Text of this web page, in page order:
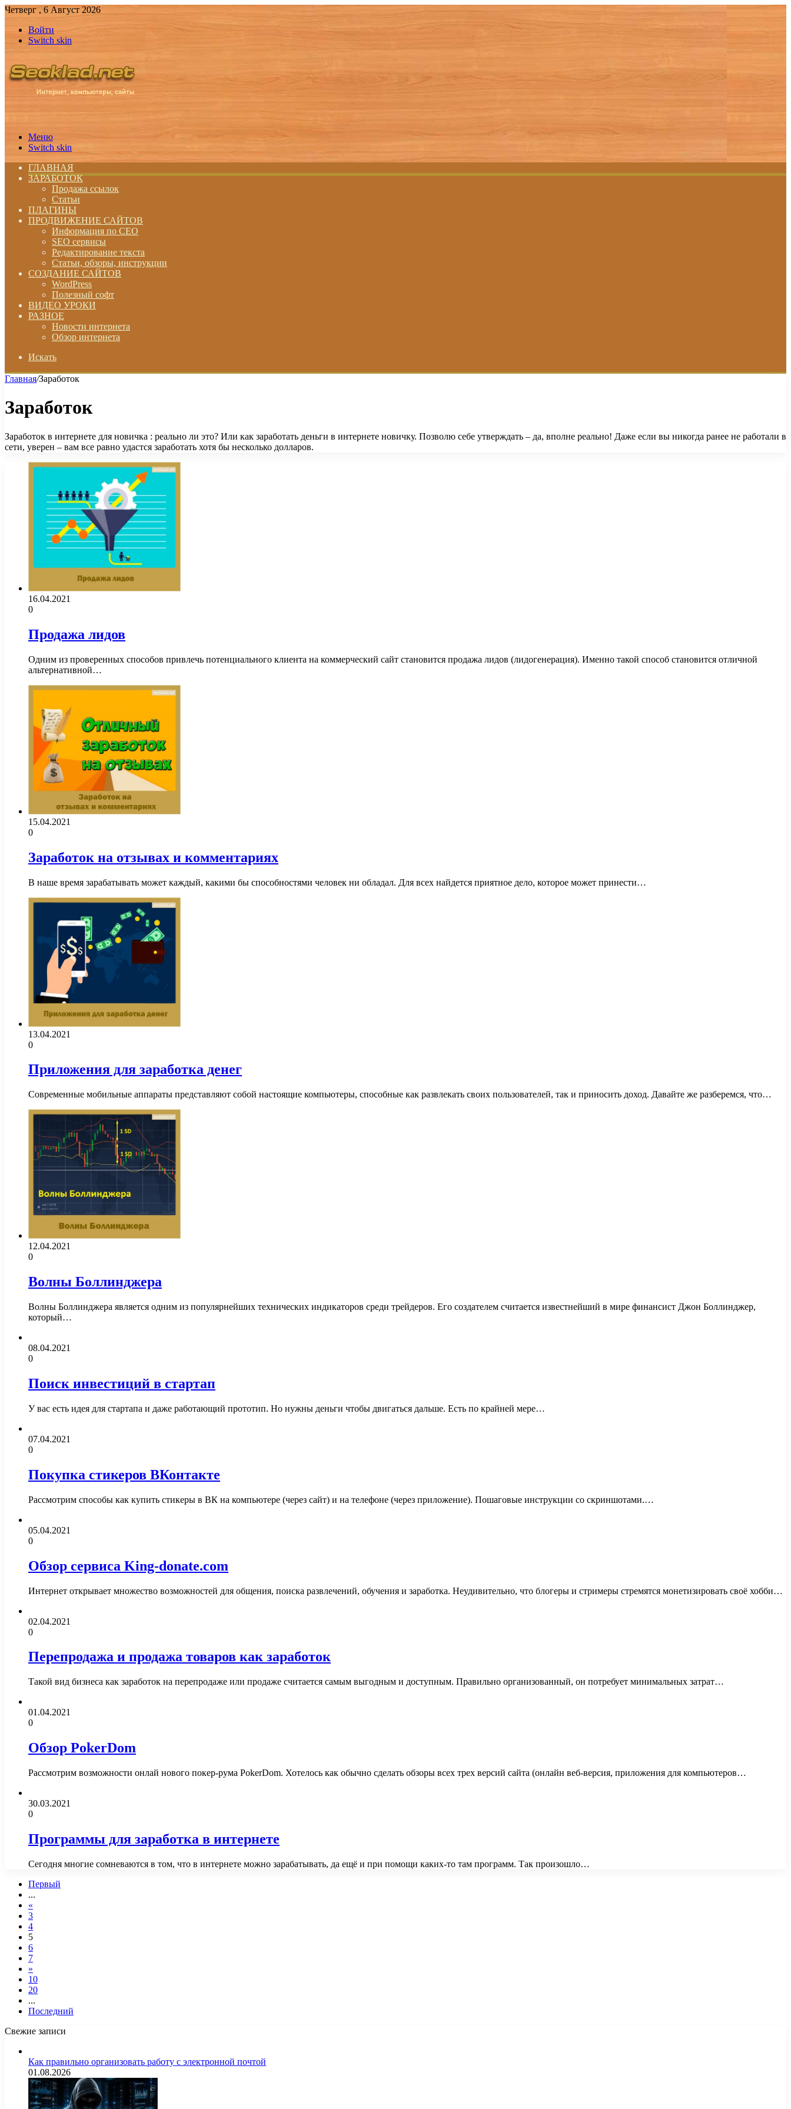
Четверг , 6 Август 2026
Войти
Switch skin
Меню
Switch skin
ГЛАВНАЯ
ЗАРАБОТОК
Продажа ссылок
Статьи
ПЛАГИНЫ
ПРОДВИЖЕНИЕ САЙТОВ
Информация по СЕО
SEO сервисы
Редактирование текста
Статьи, обзоры, инструкции
СОЗДАНИЕ САЙТОВ
WordPress
Полезный софт
ВИДЕО УРОКИ
РАЗНОЕ
Новости интернета
Обзор интернета
Искать
Главная/Заработок
Заработок
Заработок в интернете для новичка : реально ли это? Или как заработать деньги в интернете новичку. Позволю себе утверждать – да, вполне реально! Даже если вы никогда ранее не работали в
сети, уверен – вам все равно удастся заработать хотя бы несколько долларов.
16.04.2021
0
Продажа лидов
Одним из проверенных способов привлечь потенциального клиента на коммерческий сайт становится продажа лидов (лидогенерация). Именно такой способ становится отличной
альтернативной…
15.04.2021
0
Заработок на отзывах и комментариях
В наше время зарабатывать может каждый, какими бы способностями человек ни обладал. Для всех найдется приятное дело, которое может принести…
13.04.2021
0
Приложения для заработка денег
Современные мобильные аппараты представляют собой настоящие компьютеры, способные как развлекать своих пользователей, так и приносить доход. Давайте же разберемся, что…
12.04.2021
0
Волны Боллинджера
Волны Боллинджера является одним из популярнейших технических индикаторов среди трейдеров. Его создателем считается известнейший в мире финансист Джон Боллинджер,
который…
08.04.2021
0
Поиск инвестиций в стартап
У вас есть идея для стартапа и даже работающий прототип. Но нужны деньги чтобы двигаться дальше. Есть по крайней мере…
07.04.2021
0
Покупка стикеров ВКонтакте
Рассмотрим способы как купить стикеры в ВК на компьютере (через сайт) и на телефоне (через приложение). Пошаговые инструкции со скриншотами.…
05.04.2021
0
Обзор сервиса King-donate.com
Интернет открывает множество возможностей для общения, поиска развлечений, обучения и заработка. Неудивительно, что блогеры и стримеры стремятся монетизировать своё хобби…
02.04.2021
0
Перепродажа и продажа товаров как заработок
Такой вид бизнеса как заработок на перепродаже или продаже считается самым выгодным и доступным. Правильно организованный, он потребует минимальных затрат…
01.04.2021
0
Обзор PokerDom
Рассмотрим возможности онлай нового покер-рума PokerDom. Хотелось как обычно сделать обзоры всех трех версий сайта (онлайн веб-версия, приложения для компьютеров…
30.03.2021
0
Программы для заработка в интернете
Сегодня многие сомневаются в том, что в интернете можно зарабатывать, да ещё и при помощи каких-то там программ. Так произошло…
Первый
...
«
3
4
5
6
7
»
10
20
...
Последний
Свежие записи
Как правильно организовать работу с электронной почтой
01.08.2026